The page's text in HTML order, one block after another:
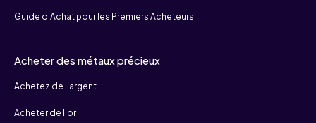
Guide d'Achat pour les Premiers Acheteurs
Acheter des métaux précieux
Achetez de l'argent
Acheter de l'or